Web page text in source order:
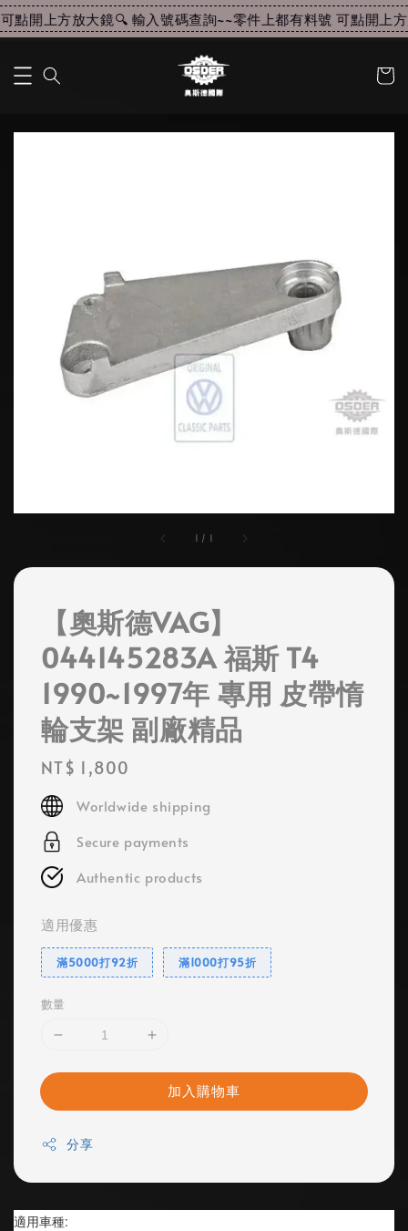
點開上方放大鏡🔍 輸入號碼查詢~~零件上都有料號 可點開上
1 / 1
【奧斯德VAG】
044145283A 福斯 T4
1990~1997年 專用 皮帶惰
輪支架 副廠精品
Regular
price
NT$ 1,800
Worldwide shipping
Secure payments
Authentic products
適用優惠
滿5000打92折 滿1000打95折
數量
加入購物車
分享
適用車種: